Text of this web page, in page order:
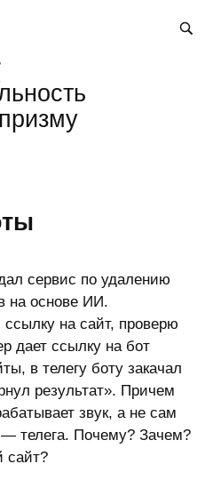
сервис по удалению
на основе ИИ.
на сайт, проверю
дает ссылку на бот
в телегу боту закачал
результат». Причем
звук, а не сам
— телега. Почему? Зачем?
сайт?